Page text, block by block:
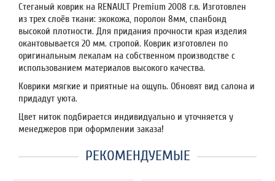
Стеганый коврик на RENAULT Premium 2008 г.в. Изготовлен
из трех слоёв ткани: экокожа, поролон 8мм, спанбонд
высокой плотности. Для придания прочности края изделия
окантовывается 20 мм. стропой. Коврик изготовлен по
оригинальным лекалам на собственном производстве с
использованием материалов высокого качества.
Коврики мягкие и приятные на ощупь. Обновят вид салона и
придадут уюта.
Цвет ниток подбирается индивидуально и уточняется у
менеджеров при оформлении заказа!
РЕКОМЕНДУЕМЫЕ